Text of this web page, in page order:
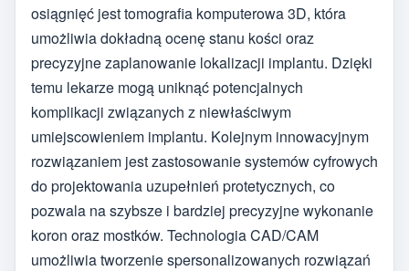
osiągnięć jest tomografia komputerowa 3D, która
umożliwia dokładną ocenę stanu kości oraz
precyzyjne zaplanowanie lokalizacji implantu. Dzięki
temu lekarze mogą uniknąć potencjalnych
komplikacji związanych z niewłaściwym
umiejscowieniem implantu. Kolejnym innowacyjnym
rozwiązaniem jest zastosowanie systemów cyfrowych
do projektowania uzupełnień protetycznych, co
pozwala na szybsze i bardziej precyzyjne wykonanie
koron oraz mostków. Technologia CAD/CAM
umożliwia tworzenie spersonalizowanych rozwiązań